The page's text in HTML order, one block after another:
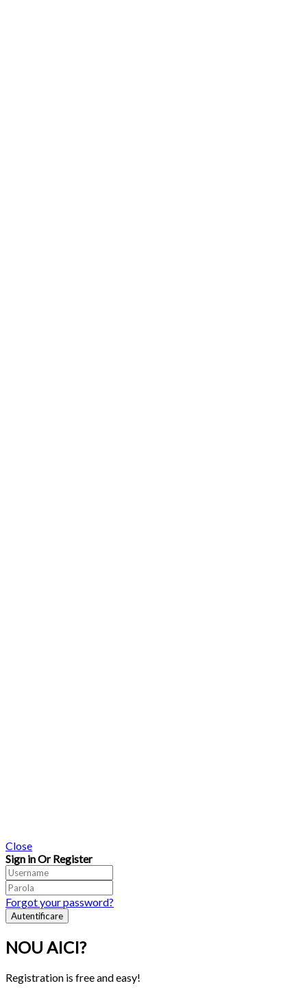
Close
Sign in Or Register
Forgot your password?
NOU AICI?
Registration is free and easy!